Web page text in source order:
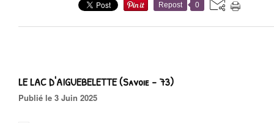
Repost 0
LE LAC D'AIGUEBELETTE (Savoie - 73)
Publié le 3 Juin 2025